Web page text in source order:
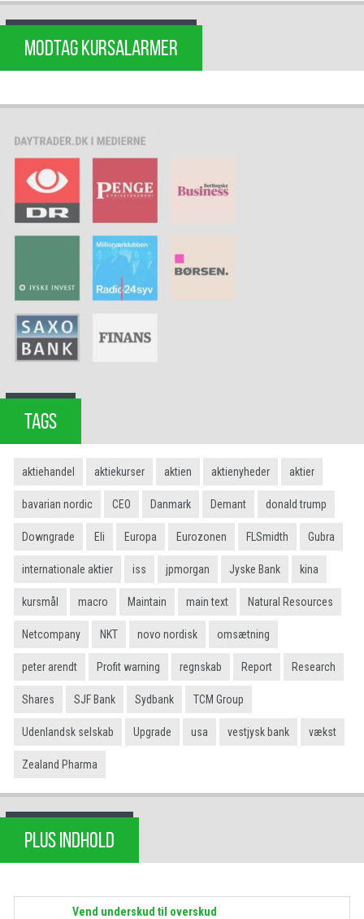
MODTAG KURSALARMER
TAGS
aktiehandel aktiekurser aktien aktienyheder aktier
bavarian nordic CEO Danmark Demant donald trump
Downgrade Eli Europa Eurozonen FLSmidth Gubra
internationale aktier iss jpmorgan Jyske Bank kina
kursmål macro Maintain main text Natural Resources
Netcompany NKT novo nordisk omsætning
peter arendt Profit warning regnskab Report Research
Shares SJF Bank Sydbank TCM Group
Udenlandsk selskab Upgrade usa vestjysk bank vækst
Zealand Pharma
PLUS INDHOLD
Vend underskud til overskud